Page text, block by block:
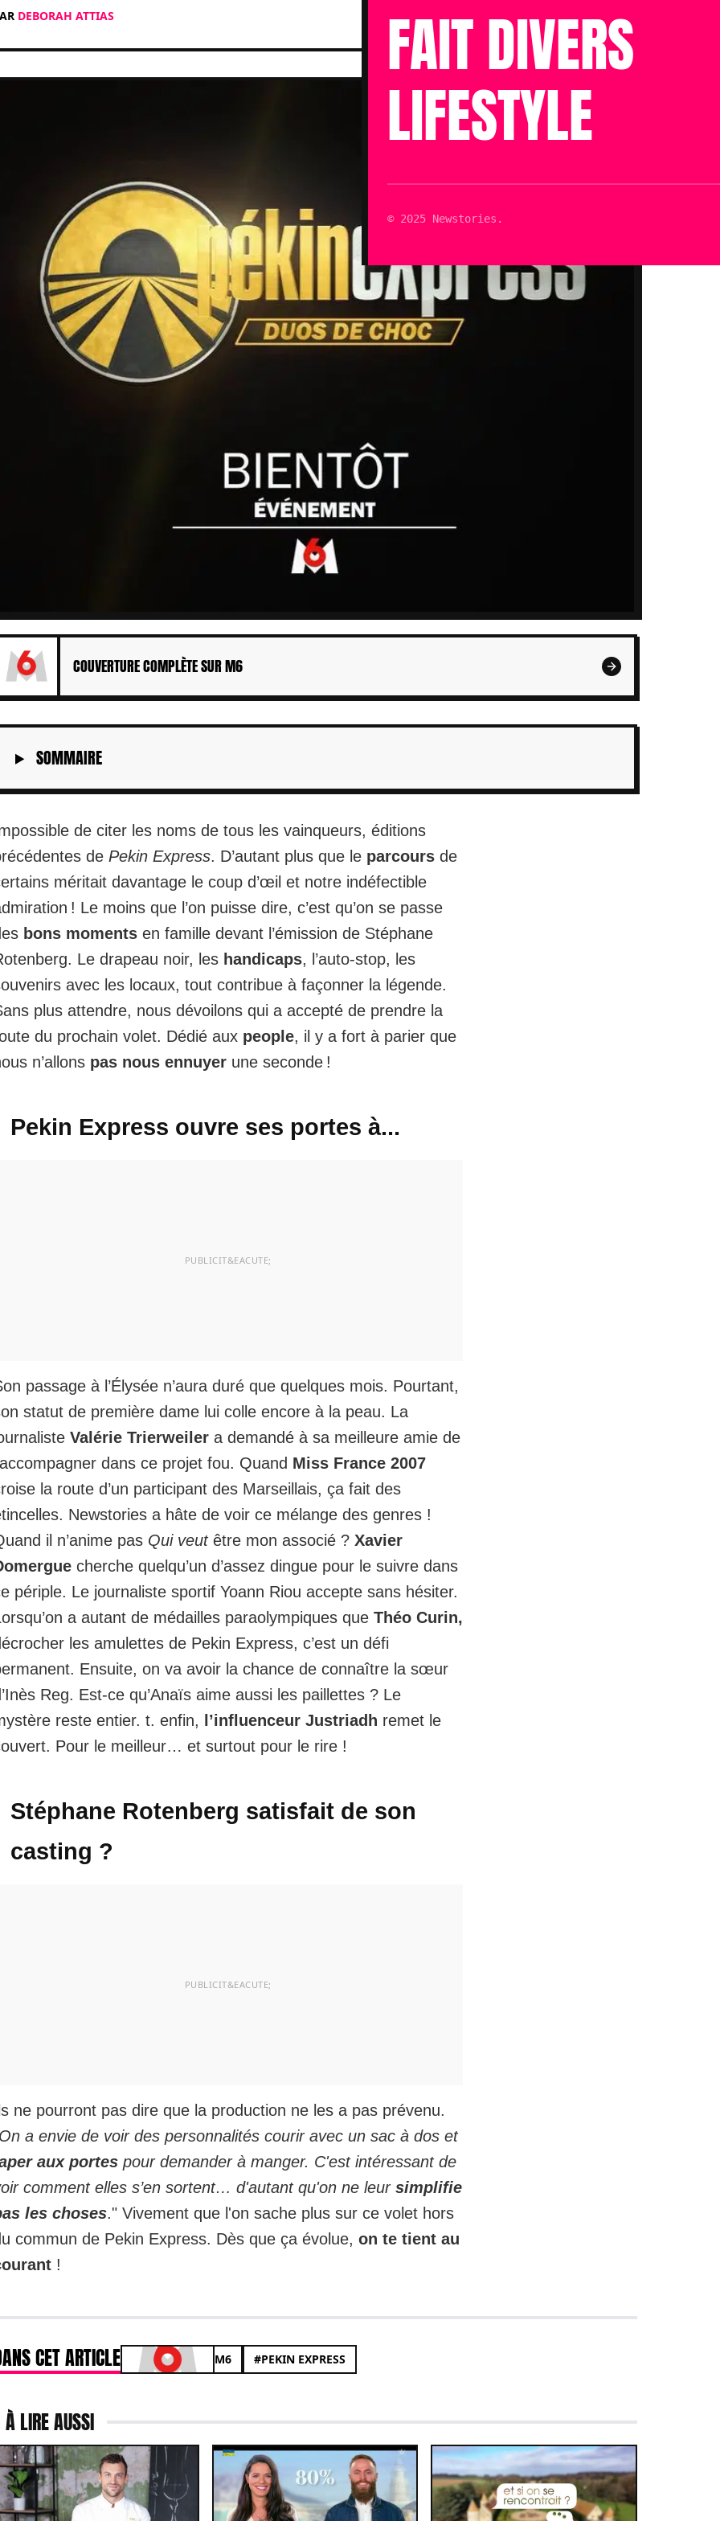
FAIT DIVERS
LIFESTYLE
© 2025 Newstories.
DEBORAH ATTIAS
Mis à jour le 12 Juin 2022 à 16h19
Lecture : 2 min
COUVERTURE COMPLÈTE SUR M6
SOMMAIRE
de citer les noms de tous les vainqueurs, éditions
de Pekin Express. D’autant plus que le parcours de
méritait davantage le coup d’œil et notre indéfectible
! Le moins que l’on puisse dire, c’est qu’on se passe
bons moments en famille devant l’émission de Stéphane
Le drapeau noir, les handicaps, l’auto-stop, les
avec les locaux, tout contribue à façonner la légende.
plus attendre, nous dévoilons qui a accepté de prendre la
du prochain volet. Dédié aux people, il y a fort à parier que
n’allons pas nous ennuyer une seconde !
Pekin Express ouvre ses portes à...
passage à l’Élysée n’aura duré que quelques mois. Pourtant,
statut de première dame lui colle encore à la peau. La
Valérie Trierweiler a demandé à sa meilleure amie de
dans ce projet fou. Quand Miss France 2007
la route d’un participant des Marseillais, ça fait des
Newstories a hâte de voir ce mélange des genres !
il n’anime pas Qui veutêtre mon associé ? Xavier
cherche quelqu’un d’assez dingue pour le suivre dans
périple. Le journaliste sportif Yoann Riou accepte sans hésiter.
a autant de médailles paraolympiques que Théo Curin,
les amulettes de Pekin Express, c’est un défi
Ensuite, on va avoir la chance de connaître la sœur
Reg. Est-ce qu’Anaïs aime aussi les paillettes ? Le
reste entier. t. enfin,
l’influenceur Justriadh remet le
Pour le meilleur… et surtout pour le rire !
Stéphane Rotenberg satisfait de son
casting ?
ne pourront pas dire que la production ne les a pas prévenu.
a envie de voir des personnalités courir avec un sac à dos et
aux portes pour demander à manger. C'est intéressant de
comment elles s’en sortent… d'autant qu'on ne leursimplifie
les choses." Vivement que l'on sache plus sur ce volet hors
commun de Pekin Express. Dès que ça évolue, on te tient au
!
CET ARTICLE M6 #PEKIN EXPRESS
À LIRE AUSSI